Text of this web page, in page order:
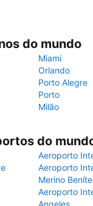
do mundo
Miami
Orlando
Porto Alegre
Porto
Milão
do
Aeroporto
Aeroporto
Merino
Aeroporto
Angeles